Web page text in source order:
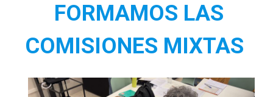
FORMAMOS LAS
COMISIONES MIXTAS